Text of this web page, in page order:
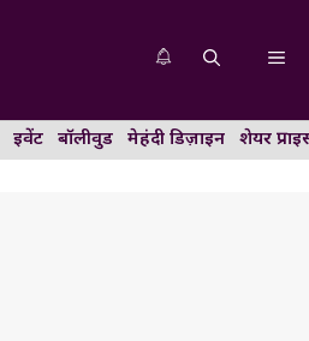
इवेंट बॉलीवुड मेहंदी डिज़ाइन शेयर